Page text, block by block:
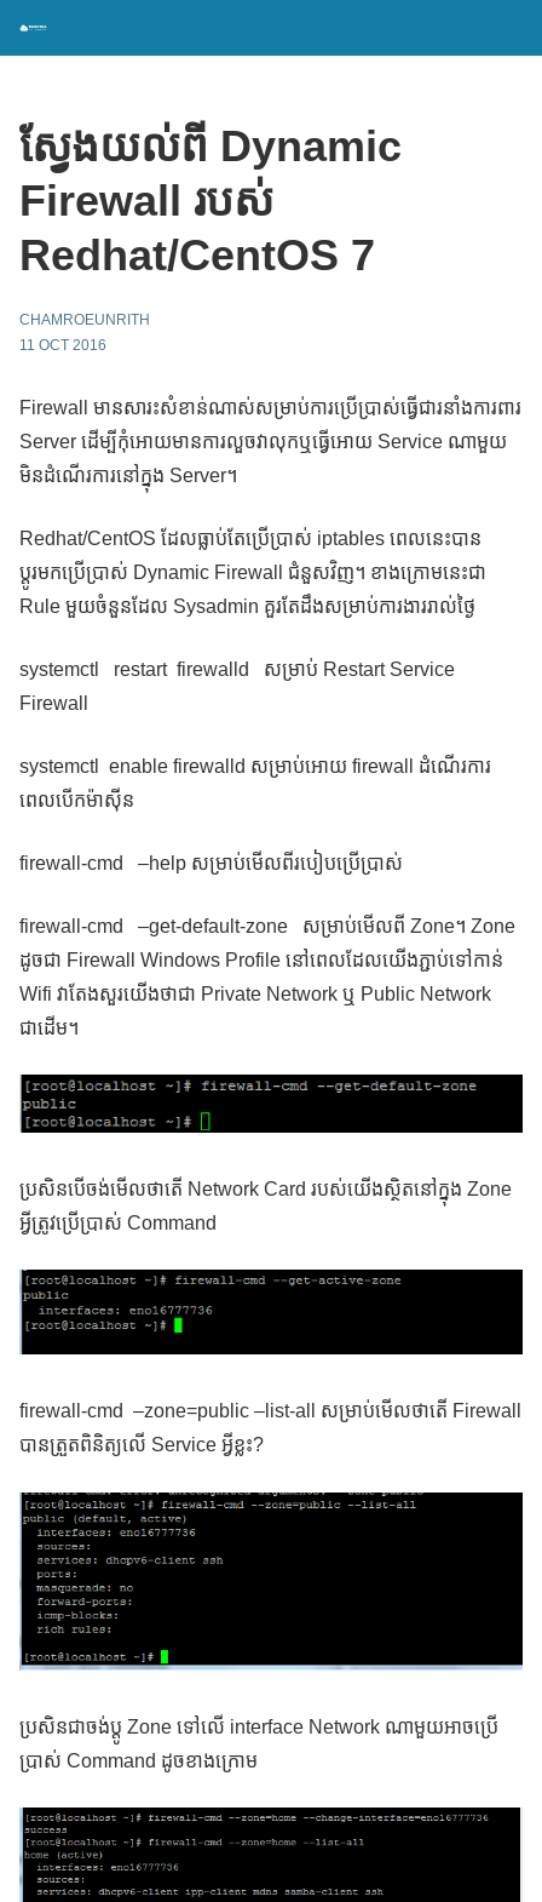
ស្វែងយល់ពី Dynamic
Firewall របស់
Redhat/CentOS 7
CHAMROEUNRITH
11 OCT 2016
Firewall មានសារះសំខាន់ណាស់សម្រាប់ការប្រើប្រាស់ធ្វើជារនាំងការពារ
Server ដើម្បីកុំអោយមានការលួចវាលុកឬធ្វើអោយ Service ណាមួយ
មិនដំណើរការនៅក្នុង Server។
Redhat/CentOS ដែលធ្លាប់តែប្រើប្រាស់ iptables ពេលនេះបាន
ប្តូរមកប្រើប្រាស់ Dynamic Firewall ជំនួសវិញ។ ខាងក្រោមនេះជា
Rule មួយចំនួនដែល Sysadmin គួរតែដឹងសម្រាប់ការងាររាល់ថ្ងៃ
systemctl restart firewalld សម្រាប់ Restart Service
Firewall
systemctl enable firewalld សម្រាប់អោយ firewall ដំណើរការ
ពេលបើកម៉ាស៊ីន
firewall-cmd –help សម្រាប់មើលពីរបៀបប្រើប្រាស់
firewall-cmd –get-default-zone សម្រាប់មើលពី Zone។ Zone
ដូចជា Firewall Windows Profile នៅពេលដែលយើងភ្ជាប់ទៅកាន់
Wifi វាតែងសួរយើងថាជា Private Network ឬ Public Network
ជាដើម។
ប្រសិនបើចង់មើលថាតើ Network Card របស់យើងស្ថិតនៅក្នុង Zone
អ្វីត្រូវប្រើប្រាស់ Command
firewall-cmd –zone=public –list-all សម្រាប់មើលថាតើ Firewall
បានត្រួតពិនិត្យលើ Service អ្វីខ្លះ?
ប្រសិនជាចង់ប្តូ Zone ទៅលើ interface Network ណាមួយអាចប្រើ
ប្រាស់ Command ដូចខាងក្រោម